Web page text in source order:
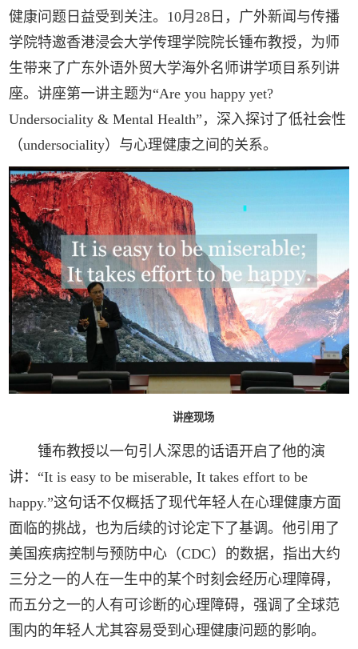
健康问题日益受到关注。10月28日，广外新闻与传播
学院特邀香港浸会大学传理学院院长锺布教授，为师
生带来了广东外语外贸大学海外名师讲学项目系列讲
座。讲座第一讲主题为“Are you happy yet?
Undersociality & Mental Health”，深入探讨了低社会性
（undersociality）与心理健康之间的关系。
讲座现场
锺布教授以一句引人深思的话语开启了他的演
讲：“It is easy to be miserable, It takes effort to be
happy.”这句话不仅概括了现代年轻人在心理健康方面
面临的挑战，也为后续的讨论定下了基调。他引用了
美国疾病控制与预防中心（CDC）的数据，指出大约
三分之一的人在一生中的某个时刻会经历心理障碍，
而五分之一的人有可诊断的心理障碍，强调了全球范
围内的年轻人尤其容易受到心理健康问题的影响。